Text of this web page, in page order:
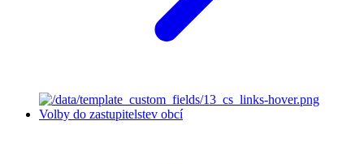
Volby do zastupitelstev obcí